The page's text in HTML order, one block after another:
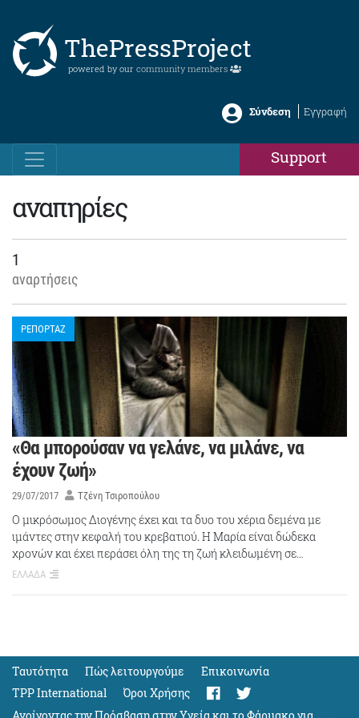
ThePressProject
powered by our community members
Σύνδεση Εγγραφή
Support
αναπηρίες
1
αναρτήσεις
ΡΕΠΟΡΤΑΖ
«Θα μπορούσαν να γελάνε, να μιλάνε, να
έχουν ζωή»
29/07/2017 Τζένη Τσιροπούλου
Ο μικρόσωμος Διογένης έχει και τα δυο του χέρια δεμένα με
ιμάντες στην κεφαλή του κρεβατιού. Η Μαρία είναι δώδεκα
χρονών και έχει περάσει όλη της τη ζωή κλειδωμένη σε…
ΕΛΛΑΔΑ
Ταυτότητα Πώς λειτουργούμε
Eπικοινωνία
TPP International
Όροι Χρήσης